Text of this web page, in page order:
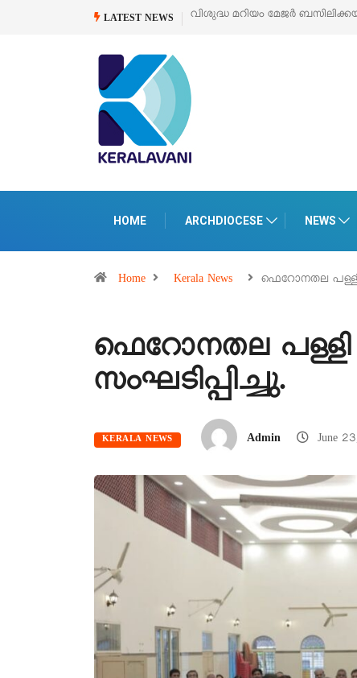
LATEST NEWS
വിശുദ്ധ മറിയം മേജർ ബസിലിക്കയുടെ സമർപ്പണ തിരുനാൾ ഓഗസ്റ്റ് 5
HOME ARCHDIOCESE NEWS
Home Kerala News ഫെറോനതല
ഫെറോനതല പള്ളി
സംഘടിപ്പിച്ചു.
KERALA NEWS Admin June